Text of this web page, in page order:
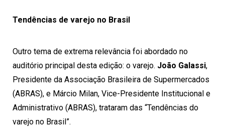
Tendências de varejo no Brasil
Outro tema de extrema relevância foi abordado no
auditório principal desta edição: o varejo. João Galassi,
Presidente da Associação Brasileira de Supermercados
(ABRAS), e Márcio Milan, Vice-Presidente Institucional e
Administrativo (ABRAS), trataram das “Tendências do
varejo no Brasil”.